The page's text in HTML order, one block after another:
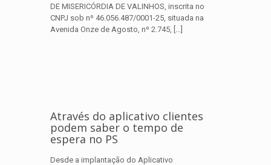
DE MISERICÓRDIA DE VALINHOS, inscrita no
CNPJ sob nº 46.056.487/0001-25, situada na
Avenida Onze de Agosto, nº 2.745, […]
Através do aplicativo clientes
podem saber o tempo de
espera no PS
Desde a implantação do Aplicativo